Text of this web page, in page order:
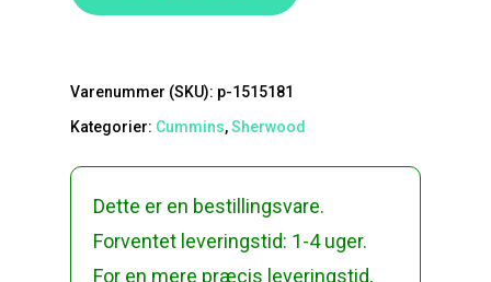
Varenummer (SKU): p-1515181
Kategorier: Cummins,Sherwood
Dette er en bestillingsvare.
Forventet leveringstid: 1-4 uger.
For en mere præcis leveringstid,